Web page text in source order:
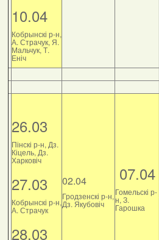
10.04
Кобрынскі р-н,
А. Страчук, Я.
Мальчук, Т.
Еніч
26.03
Пінскі р-н, Дз.
Кіцель, Дз.
Харковіч
27.03
Кобрынскі р-н,
А. Страчук
28.03
02.04
Гродзенскі р-н,
Дз. Якубовіч
07.04
Гомельскі р-
н, З.
Гарошка